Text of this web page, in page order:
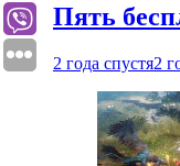
Пять
2 года спустя2